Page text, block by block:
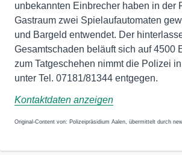
unbekannten Einbrecher haben in der
Gastraum zwei Spielaufautomaten
und Bargeld entwendet. Der
Gesamtschaden beläuft sich auf 4500
zum Tatgeschehen nimmt die Polizei
unter Tel. 07181/81344 entgegen.
Kontaktdaten anzeigen
Original-Content von: Polizeipräsidium Aalen, übermittelt durch